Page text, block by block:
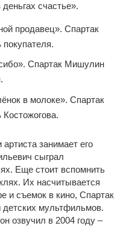
счастье».
продавец». Спартак
Спартак Мишулин
в молоке». Спартак
занимает его
сыграл
Еще стоит вспомнить
Их насчитывается
и съемок в кино, Спартак
мультфильмов.
озвучил в 2004 году –